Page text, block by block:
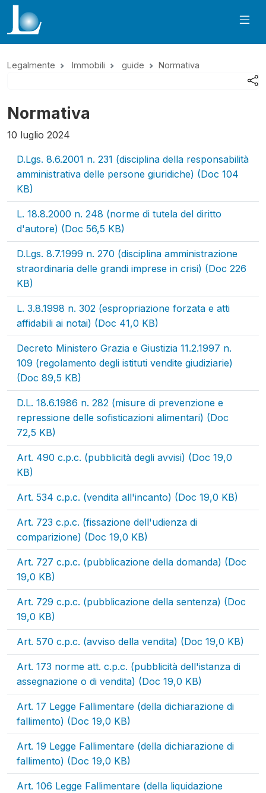
Legalmente Immobili guide Normativa
Normativa
10 luglio 2024
D.Lgs. 8.6.2001 n. 231 (disciplina della responsabilità
amministrativa delle persone giuridiche) (Doc 104
KB)
L. 18.8.2000 n. 248 (norme di tutela del diritto
d'autore) (Doc 56,5 KB)
D.Lgs. 8.7.1999 n. 270 (disciplina amministrazione
straordinaria delle grandi imprese in crisi) (Doc 226
KB)
L. 3.8.1998 n. 302 (espropriazione forzata e atti
affidabili ai notai) (Doc 41,0 KB)
Decreto Ministero Grazia e Giustizia 11.2.1997 n.
109 (regolamento degli istituti vendite giudiziarie)
(Doc 89,5 KB)
D.L. 18.6.1986 n. 282 (misure di prevenzione e
repressione delle sofisticazioni alimentari) (Doc
72,5 KB)
Art. 490 c.p.c. (pubblicità degli avvisi) (Doc 19,0
KB)
Art. 534 c.p.c. (vendita all'incanto) (Doc 19,0 KB)
Art. 723 c.p.c. (fissazione dell'udienza di
comparizione) (Doc 19,0 KB)
Art. 727 c.p.c. (pubblicazione della domanda) (Doc
19,0 KB)
Art. 729 c.p.c. (pubblicazione della sentenza) (Doc
19,0 KB)
Art. 570 c.p.c. (avviso della vendita) (Doc 19,0 KB)
Art. 173 norme att. c.p.c. (pubblicità dell'istanza di
assegnazione o di vendita) (Doc 19,0 KB)
Art. 17 Legge Fallimentare (della dichiarazione di
fallimento) (Doc 19,0 KB)
Art. 19 Legge Fallimentare (della dichiarazione di
fallimento) (Doc 19,0 KB)
Art. 106 Legge Fallimentare (della liquidazione